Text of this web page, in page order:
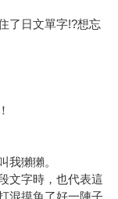
了日文單字!?想忘
我獺獺。
文字時，也代表這
混摸魚了好一陣子